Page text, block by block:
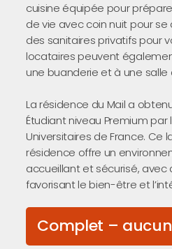
cuisine équipée pour
de vie avec coin nuit pour
des sanitaires privatifs pour
locataires peuvent
une buanderie et à une salle
La résidence du Mail a
Étudiant niveau Premium par
Universitaires de France. Ce
résidence offre un
accueillant et sécurisé, avec
favorisant le bien-être et
Complet –